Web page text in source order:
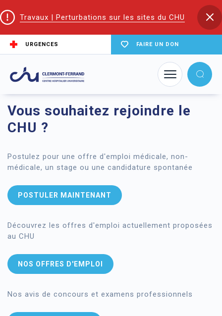
Travaux | Perturbations sur les sites du CHU
URGENCES FAIRE UN DON
Accueil
Vous souhaitez rejoindre le
CHU ?
Postulez pour une offre d'emploi médicale, non-
médicale, un stage ou une candidature spontanée
POSTULER MAINTENANT
Découvrez les offres d'emploi actuellement proposées
au CHU
NOS OFFRES D'EMPLOI
Nos avis de concours et examens professionnels